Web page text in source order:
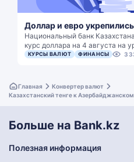
Доллар и евро укрепились
Национальный банк
курс доллара на 4 августа на
КУРСЫ ВАЛЮТ ФИНАНСЫ
Главная
Конвертер валют
Казахстанский тенге к
Больше на Bank.kz
Полезная информация